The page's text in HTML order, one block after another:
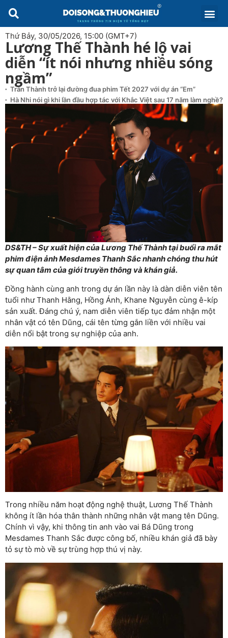
Thứ Bảy, 30/05/2026, 15:00 (GMT+7)
Lương Thế Thành hé lộ vai
diễn “ít nói nhưng nhiều sóng
ngầm”
Trấn Thành trở lại đường đua phim Tết 2027 với dự án “Em”
Hà Nhi nói gì khi lần đầu hợp tác với Khắc Việt sau 17 năm làm nghề?
DS&TH – Sự xuất hiện của Lương Thế Thành tại buổi ra mắt
phim điện ảnh Mesdames Thanh Sắc nhanh chóng thu hút
sự quan tâm của giới truyền thông và khán giả.
Đồng hành cùng anh trong dự án lần này là dàn diễn viên tên
tuổi như Thanh Hằng, Hồng Ánh, Khane Nguyễn cùng ê-kíp
sản xuất. Đáng chú ý, nam diễn viên tiếp tục đảm nhận một
nhân vật có tên Dũng, cái tên từng gắn liền với nhiều vai
diễn nổi bật trong sự nghiệp của anh.
Trong nhiều năm hoạt động nghệ thuật, Lương Thế Thành
không ít lần hóa thân thành những nhân vật mang tên Dũng.
Chính vì vậy, khi thông tin anh vào vai Bá Dũng trong
Mesdames Thanh Sắc được công bố, nhiều khán giả đã bày
tỏ sự tò mò về sự trùng hợp thú vị này.